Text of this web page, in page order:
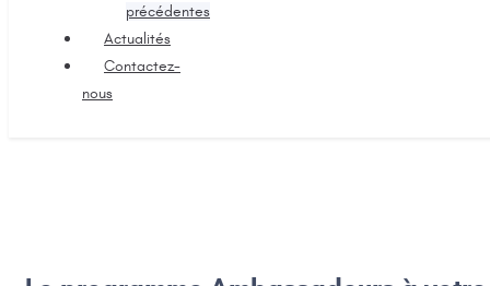
précédentes
Actualités
Contactez-
nous